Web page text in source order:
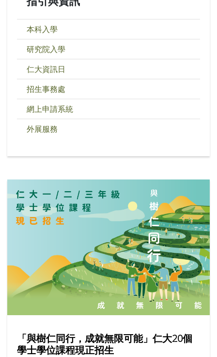
本科入學
研究院入學
仁大資訊日
招生事務處
網上申請系統
外展服務
「與樹仁同行，成就無限可能」仁大20個
學士學位課程現正招生